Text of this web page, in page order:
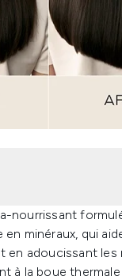
nourrissant
minéraux, qui
en adoucissant les
à la boue